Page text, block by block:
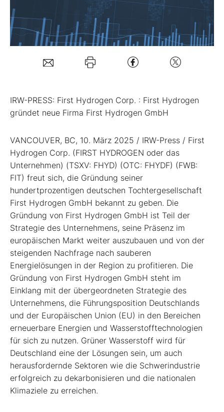
Mein Konto
IRW-PRESS: First Hydrogen Corp. : First Hydrogen
gründet neue Firma First Hydrogen GmbH
VANCOUVER, BC, 10. März 2025 / IRW-Press / First
Hydrogen Corp. (FIRST HYDROGEN oder das
Unternehmen) (TSXV: FHYD) (OTC: FHYDF) (FWB:
FIT) freut sich, die Gründung seiner
hundertprozentigen deutschen Tochtergesellschaft
First Hydrogen GmbH bekannt zu geben. Die
Gründung von First Hydrogen GmbH ist Teil der
Strategie des Unternehmens, seine Präsenz im
europäischen Markt weiter auszubauen und von der
steigenden Nachfrage nach sauberen
Energielösungen in der Region zu profitieren. Die
Gründung von First Hydrogen GmbH steht im
Einklang mit der übergeordneten Strategie des
Unternehmens, die Führungsposition Deutschlands
und der Europäischen Union (EU) in den Bereichen
erneuerbare Energien und Wasserstofftechnologien
für sich zu nutzen. Grüner Wasserstoff wird für
Deutschland eine der Lösungen sein, um auch
herausfordernde Sektoren wie die Schwerindustrie
erfolgreich zu dekarbonisieren und die nationalen
Klimaziele zu erreichen.